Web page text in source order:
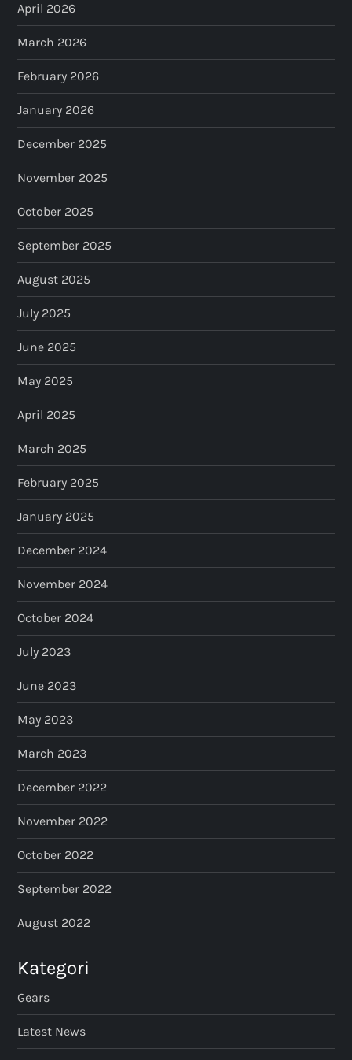
April 2026
March 2026
February 2026
January 2026
December 2025
November 2025
October 2025
September 2025
August 2025
July 2025
June 2025
May 2025
April 2025
March 2025
February 2025
January 2025
December 2024
November 2024
October 2024
July 2023
June 2023
May 2023
March 2023
December 2022
November 2022
October 2022
September 2022
August 2022
Kategori
Gears
Latest News